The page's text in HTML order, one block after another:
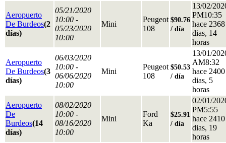
Aeropuerto
De Burdeos(2
días)
05/21/2020
10:00 -
05/23/2020
10:00
Mini
Peugeot
108
$90.76
/ día
13/02/
PM10:35
hace 2368
dias, 14
horas
Aeropuerto
De Burdeos(3
días)
06/03/2020
10:00 -
06/06/2020
10:00
Mini
Peugeot
108
$50.53
/ día
13/01/
AM8:32
hace 2400
dias, 5
horas
Aeropuerto
De
Burdeos(14
días)
08/02/2020
10:00 -
08/16/2020
10:00
Mini
Ford
Ka
$25.91
/ día
02/01/
PM5:55
hace 2410
dias, 19
horas